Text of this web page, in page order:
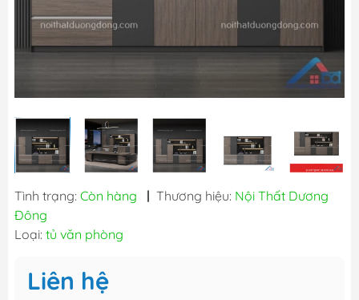
Tình trạng: Còn hàng | Thương hiệu: Nội Thất Dương
Đông
Loại: tủ văn phòng
Liên hệ